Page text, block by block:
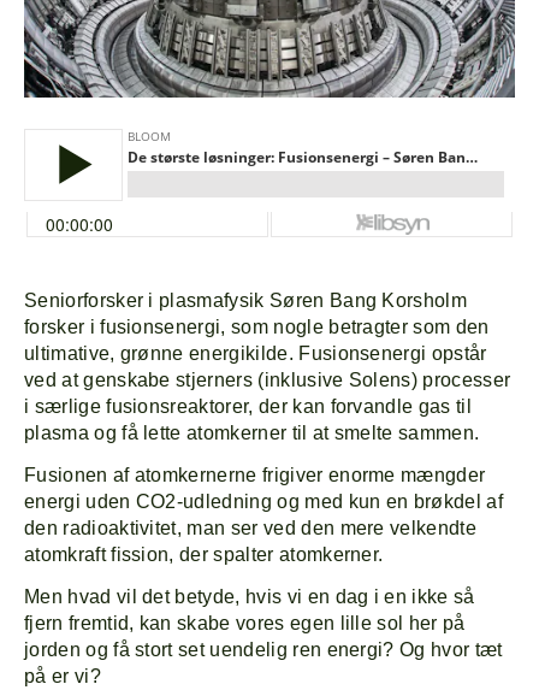
Seniorforsker i plasmafysik Søren Bang Korsholm
forsker i fusionsenergi, som nogle betragter som den
ultimative, grønne energikilde. Fusionsenergi opstår
ved at genskabe stjerners (inklusive Solens) processer
i særlige fusionsreaktorer, der kan forvandle gas til
plasma og få lette atomkerner til at smelte sammen.
Fusionen af atomkernerne frigiver enorme mængder
energi uden CO2-udledning og med kun en brøkdel af
den radioaktivitet, man ser ved den mere velkendte
atomkraft fission, der spalter atomkerner.
Men hvad vil det betyde, hvis vi en dag i en ikke så
fjern fremtid, kan skabe vores egen lille sol her på
jorden og få stort set uendelig ren energi? Og hvor tæt
på er vi?